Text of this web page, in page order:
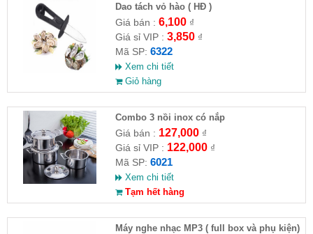
Dao tách vỏ hào ( HĐ )
Giá bán : 6,100₫
Giá sỉ VIP : 3,850₫
Mã SP: 6322
Xem chi tiết
Giỏ hàng
Combo 3 nồi inox có nắp
Giá bán : 127,000₫
Giá sỉ VIP : 122,000₫
Mã SP: 6021
Xem chi tiết
Tạm hết hàng
Máy nghe nhạc MP3 ( full box và phụ kiện)